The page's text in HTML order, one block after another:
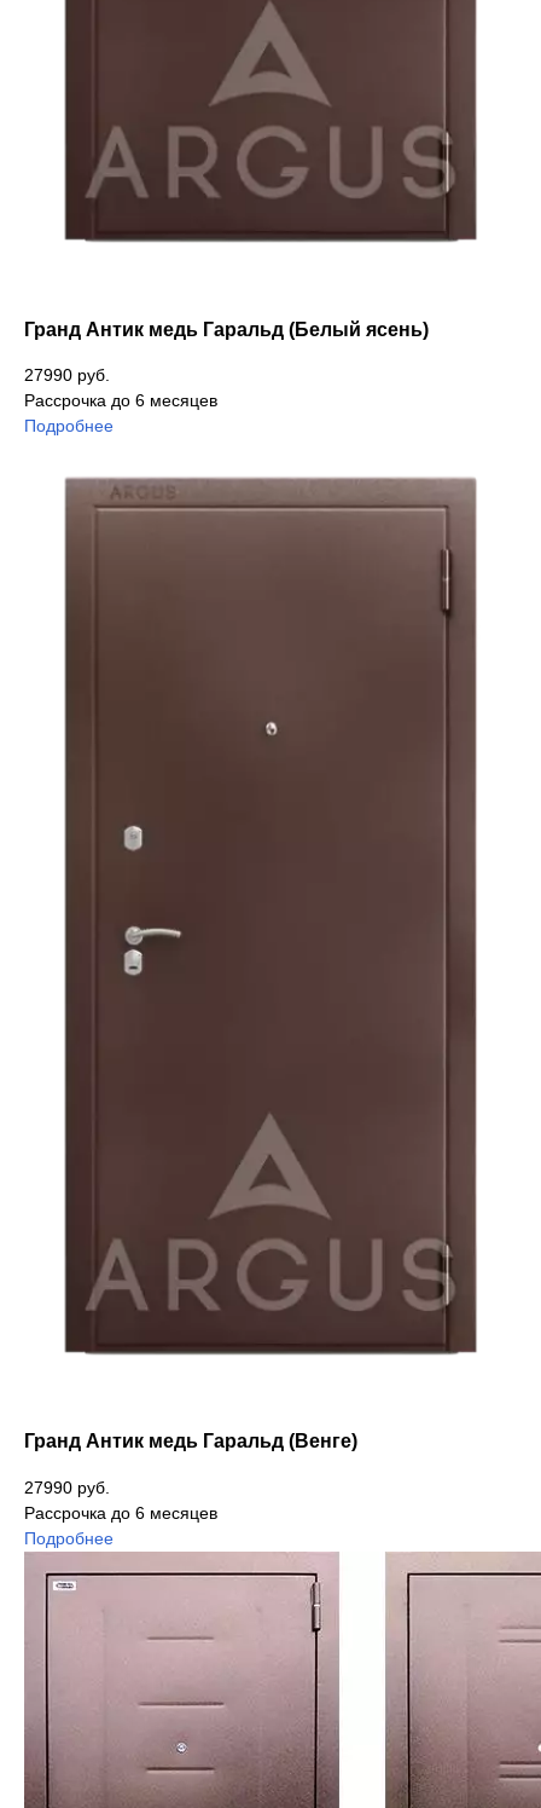
Гранд Антик медь Гаральд (Белый ясень)
27990 руб.
Рассрочка до 6 месяцев
Подробнее
Гранд Антик медь Гаральд (Венге)
27990 руб.
Рассрочка до 6 месяцев
Подробнее